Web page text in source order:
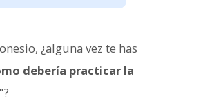
¿alguna vez te has
debería practicar la
?